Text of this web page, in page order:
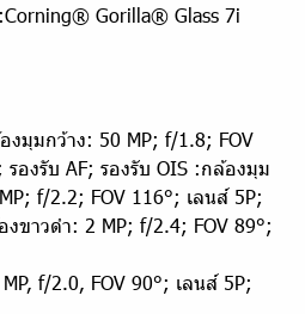
Gorilla® Glass 7i
มุมกว้าง: 50 MP; f/1.8; FOV
รองรับ AF; รองรับ OIS :กล้องมุม
f/2.2; FOV 116°; เลนส์ 5P;
งขาวดำ: 2 MP; f/2.4; FOV 89°;
f/2.0, FOV 90°; เลนส์ 5P;